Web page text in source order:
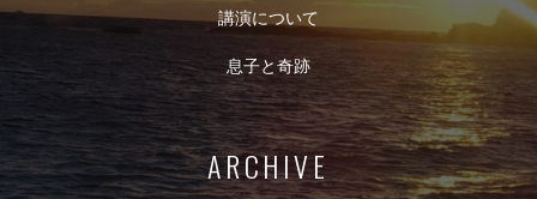
講演について
息子と奇跡
ARCHIVE